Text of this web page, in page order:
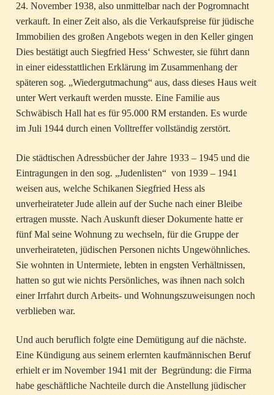
24. November 1938, also unmittelbar nach der Pogromnacht
verkauft. In einer Zeit also, als die Verkaufspreise für jüdische
Immobilien des großen Angebots wegen in den Keller gingen
Dies bestätigt auch Siegfried Hess‘ Schwester, sie führt dann
in einer eidesstattlichen Erklärung im Zusammenhang der
späteren sog. „Wiedergutmachung“ aus, dass dieses Haus weit
unter Wert verkauft werden musste. Eine Familie aus
Schwäbisch Hall hat es für 95.000 RM erstanden. Es wurde
im Juli 1944 durch einen Volltreffer vollständig zerstört.
Die städtischen Adressbücher der Jahre 1933 – 1945 und die
Eintragungen in den sog. „Judenlisten“ von 1939 – 1941
weisen aus, welche Schikanen Siegfried Hess als
unverheirateter Jude allein auf der Suche nach einer Bleibe
ertragen musste. Nach Auskunft dieser Dokumente hatte er
fünf Mal seine Wohnung zu wechseln, für die Gruppe der
unverheirateten, jüdischen Personen nichts Ungewöhnliches.
Sie wohnten in Untermiete, lebten in engsten Verhältnissen,
hatten so gut wie nichts Persönliches, was ihnen nach solch
einer Irrfahrt durch Arbeits- und Wohnungszuweisungen noch
verblieben war.
Und auch beruflich folgte eine Demütigung auf die nächste.
Eine Kündigung aus seinem erlernten kaufmännischen Beruf
erhielt er im November 1941 mit der Begründung: die Firma
habe geschäftliche Nachteile durch die Anstellung jüdischer